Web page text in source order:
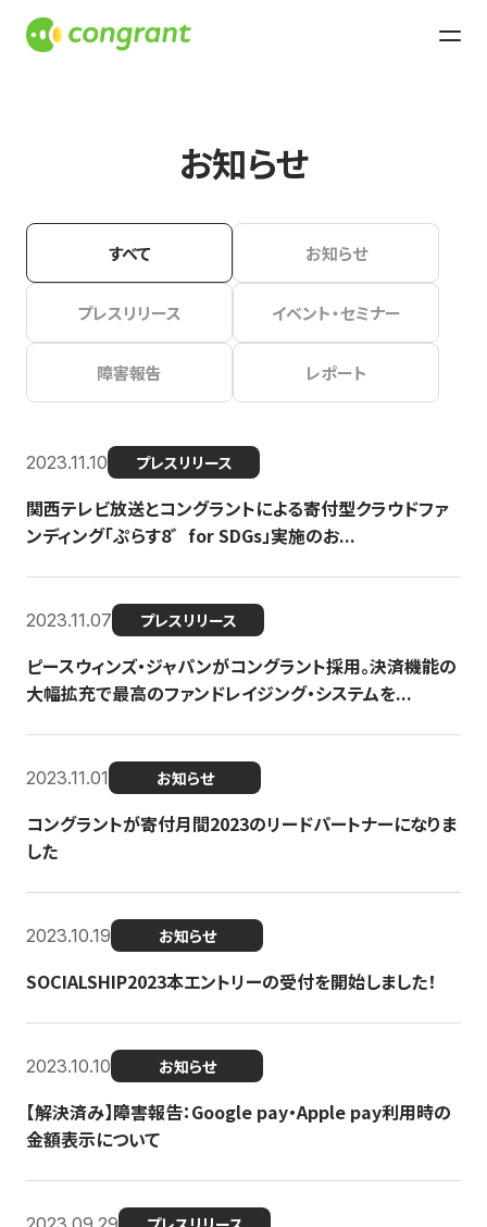
お知らせ
すべて お知らせ
プレスリリース イベント・セミナー
障害報告 レポート
2023.11.10 プレスリリース
関西テレビ放送とコングラントによる寄付型クラウドファ
ンディング「ぷらす8゛for SDGs」実施のお...
2023.11.07 プレスリリース
ピースウィンズ・ジャパンがコングラント採用。決済機能の
大幅拡充で最高のファンドレイジング・システムを...
2023.11.01 お知らせ
コングラントが寄付月間2023のリードパートナーになりま
した
2023.10.19 お知らせ
SOCIALSHIP2023本エントリーの受付を開始しました！
2023.10.10 お知らせ
【解決済み】障害報告：Google pay・Apple pay利用時の
金額表示について